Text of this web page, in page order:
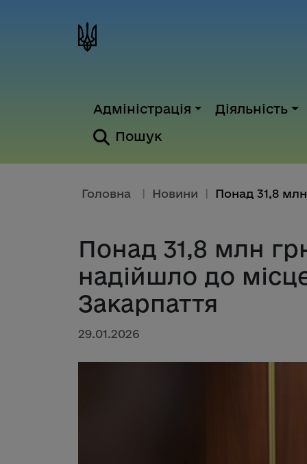
Адміністрація Діяльність
Пошук
Головна Новини
Понад 31,8 млн
надійшло до
Закарпаття
29.01.2026